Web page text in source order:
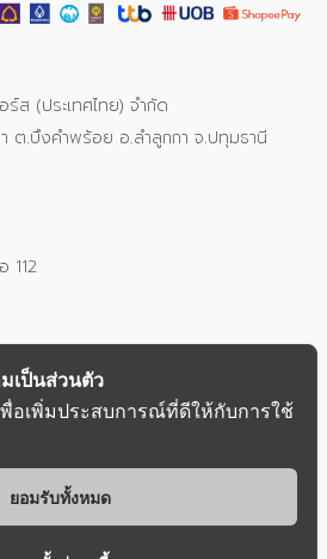
ส (ประเทศไทย) จำกัด
ต.บึงคำพร้อย อ.ลำลูกกา จ.ปทุมธานี
112
ตัว
All Right Reserved.
เป็นส่วนตัว
พื่อเพิ่มประสบการณ์ที่ดีให้กับการใช้
ยอมรับทั้งหมด